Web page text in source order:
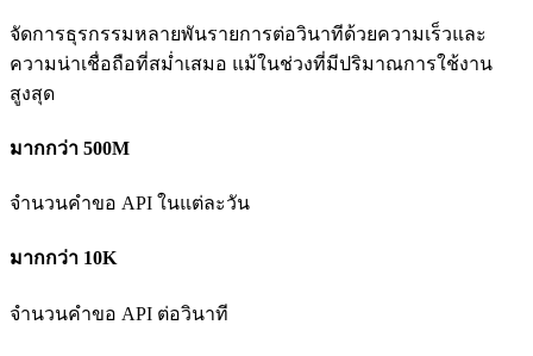
จัดการธุรกรรมหลายพันรายการต่อวินาทีด้วยความเร็วและ
ความน่าเชื่อถือที่สม่ำเสมอ แม้ในช่วงที่มีปริมาณการใช้งาน
สูงสุด
มากกว่า 500M
จำนวนคำขอ API ในแต่ละวัน
มากกว่า 10K
จำนวนคำขอ API ต่อวินาที